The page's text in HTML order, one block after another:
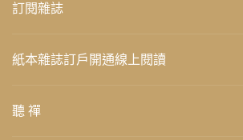
訂閱雜誌
紙本雜誌訂戶開通線上閱讀
聽 禪